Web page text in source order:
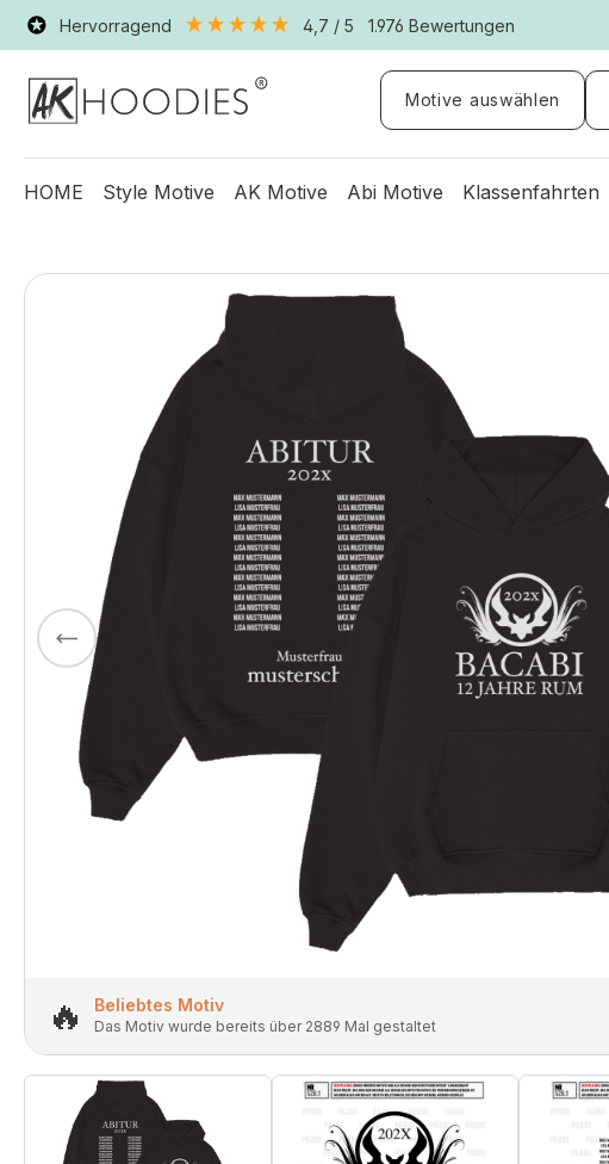
Hervorragend 4,7 / 5 1.976 Bewertungen
Motive auswählen
HOME Style Motive AK Motive Abi Motive Klassenfahrten
🔥 Beliebtes Motiv
Das Motiv wurde bereits über 2889 Mal gestaltet